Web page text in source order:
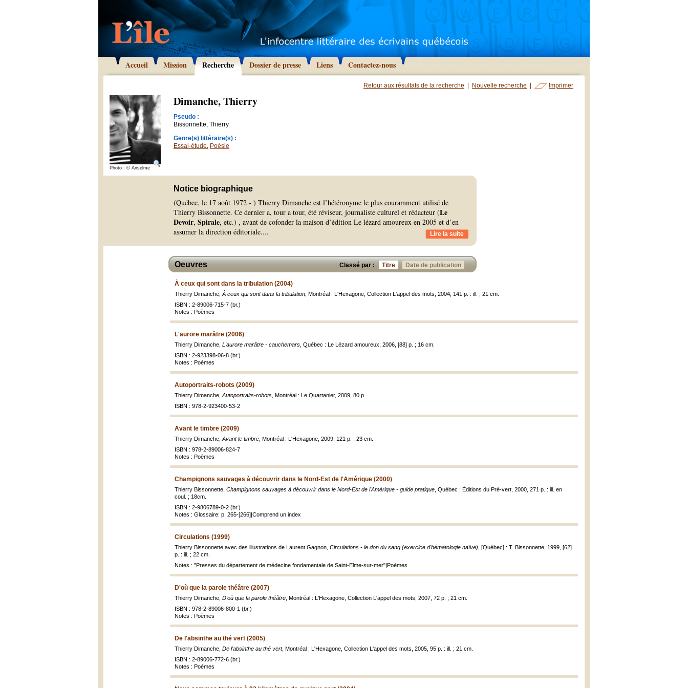
Accueil Mission Recherche Dossier de presse Liens Contactez-nous
Retour aux résultats de la recherche Nouvelle recherche Imprimer
Photo : © Anselme
Dimanche, Thierry
Pseudo :
Bissonnette, Thierry
Genre(s) littéraire(s) :
Essai-étude, Poésie
Notice biographique
(Québec, le 17 août 1972 - ) Thierry Dimanche est l’hétéronyme le plus couramment utilisé de
Thierry Bissonnette. Ce dernier a, tour a tour, été réviseur, journaliste culturel et rédacteur (Le
Devoir, Spirale, etc.) , avant de cofonder la maison d’édition Le lézard amoureux en 2005 et d’en
assumer la direction éditoriale.... Lire la suite
Classé par : Titre Date de publication
Oeuvres
À ceux qui sont dans la tribulation (2004)
Thierry Dimanche, À ceux qui sont dans la tribulation , Montréal : L'Hexagone, Collection L'appel des mots, 2004, 141 p. : ill. ; 21 cm.
ISBN : 2-89006-715-7 (br.)
Notes : Poèmes
L'aurore marâtre (2006)
Thierry Dimanche, L'aurore marâtre - cauchemars , Québec : Le Lézard amoureux, 2006, [88] p. ; 16 cm.
ISBN : 2-923398-06-8 (br.)
Notes : Poèmes
Autoportraits-robots (2009)
Thierry Dimanche, Autoportraits-robots , Montréal : Le Quartanier, 2009, 80 p.
ISBN : 978-2-923400-53-2
Avant le timbre (2009)
Thierry Dimanche, Avant le timbre , Montréal : L'Hexagone, 2009, 121 p. ; 23 cm.
ISBN : 978-2-89006-824-7
Notes : Poèmes
Champignons sauvages à découvrir dans le Nord-Est de l'Amérique (2000)
Thierry Bissonnette, Champignons sauvages à découvrir dans le Nord-Est de l'Amérique - guide pratique , Québec : Éditions du Pré-vert, 2000, 271 p. : ill. en
coul. ; 18cm.
ISBN : 2-9806789-0-2 (br.)
Notes : Glossaire: p. 265-[266]|Comprend un index
Circulations (1999)
Thierry Bissonnette avec des illustrations de Laurent Gagnon, Circulations - le don du sang (exercice d'hématologie naïve) , [Québec] : T. Bissonnette, 1999, [62]
p. : ill. ; 22 cm.
Notes : "Presses du département de médecine fondamentale de Saint-Elme-sur-mer"|Poèmes
D'où que la parole théâtre (2007)
Thierry Dimanche, D'où que la parole théâtre , Montréal : L'Hexagone, Collection L'appel des mots, 2007, 72 p. ; 21 cm.
ISBN : 978-2-89006-800-1 (br.)
Notes : Poèmes
De l'absinthe au thé vert (2005)
Thierry Dimanche, De l'absinthe au thé vert, Montréal : L'Hexagone, Collection L'appel des mots, 2005, 95 p. : ill. ; 21 cm.
ISBN : 2-89006-772-6 (br.)
Notes : Poèmes